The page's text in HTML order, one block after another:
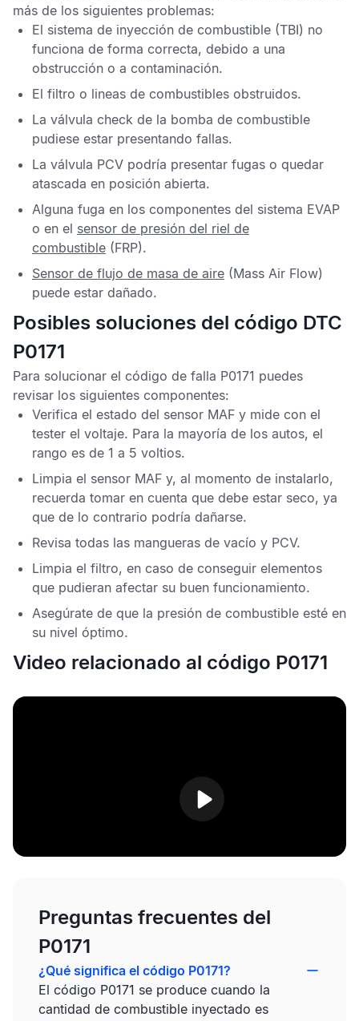
más de los siguientes problemas:
El sistema de inyección de combustible (TBI) no
funciona de forma correcta, debido a una
obstrucción o a contaminación.
El filtro o lineas de combustibles obstruidos.
La válvula check de la bomba de combustible
pudiese estar presentando fallas.
La válvula PCV podría presentar fugas o quedar
atascada en posición abierta.
Alguna fuga en los componentes del sistema EVAP
o en el sensor de presión del riel de
combustible (FRP).
Sensor de flujo de masa de aire (Mass Air Flow)
puede estar dañado.
Posibles soluciones del código DTC
P0171
Para solucionar el código de falla P0171 puedes
revisar los siguientes componentes:
Verifica el estado del sensor MAF y mide con el
tester el voltaje. Para la mayoría de los autos, el
rango es de 1 a 5 voltios.
Limpia el sensor MAF y, al momento de instalarlo,
recuerda tomar en cuenta que debe estar seco, ya
que de lo contrario podría dañarse.
Revisa todas las mangueras de vacío y PCV.
Limpia el filtro, en caso de conseguir elementos
que pudieran afectar su buen funcionamiento.
Asegúrate de que la presión de combustible esté en
su nivel óptimo.
Video relacionado al código P0171
Preguntas frecuentes del
P0171
¿Qué significa el código P0171?
El código P0171 se produce cuando la
cantidad de combustible inyectado es